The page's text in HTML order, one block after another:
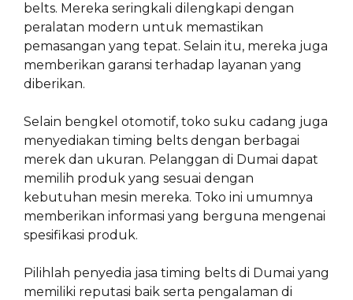
belts. Mereka seringkali dilengkapi dengan
peralatan modern untuk memastikan
pemasangan yang tepat. Selain itu, mereka juga
memberikan garansi terhadap layanan yang
diberikan.
Selain bengkel otomotif, toko suku cadang juga
menyediakan timing belts dengan berbagai
merek dan ukuran. Pelanggan di Dumai dapat
memilih produk yang sesuai dengan
kebutuhan mesin mereka. Toko ini umumnya
memberikan informasi yang berguna mengenai
spesifikasi produk.
Pilihlah penyedia jasa timing belts di Dumai yang
memiliki reputasi baik serta pengalaman di